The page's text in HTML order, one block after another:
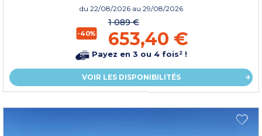
du 22/08/2026 au 29/08/2026
-40%
1 089 €
653,40 €
Payez en 3 ou 4 fois² !
VOIR LES DISPONIBILITÉS